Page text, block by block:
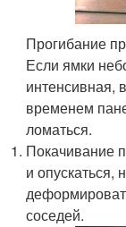
Прогибание
Если ямки
интенсивная,
временем
ломаться.
Покачивание
и опускаться,
соседей.